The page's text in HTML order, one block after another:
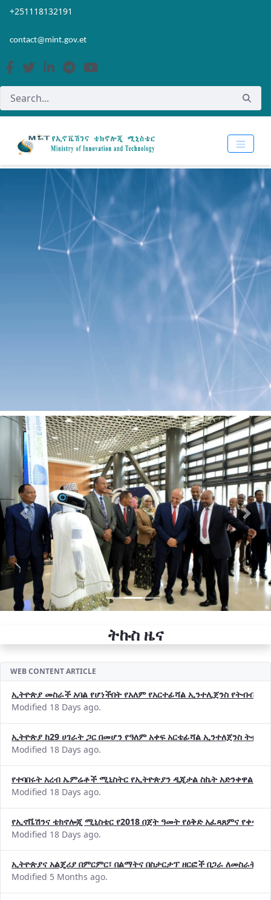
Skip to Main Content
Open Accessibility Menu
+251118132191
contact@mint.gov.et
Previous Next
ትኩስ ዜና
WEB CONTENT ARTICLE
ኢትዮጵያ መስራች አባል የሆነችበት የአለም የአርተፊሻል ኢንተሊጀንስ የትብብር
Modified 18 Days ago.
ኢትዮጵያ ከ29 ሀገራት ጋር በመሆን የዓለም አቀፍ አርቴፊሻል ኢንተለጀንስ
Modified 18 Days ago.
የተባበሩት አረብ ኤምሬቶች ሚኒስትር የኢትዮጵያን ዲጂታል ስኬት አድንቀዋል
Modified 18 Days ago.
የኢኖቬሽንና ቴክኖሎጂ ሚኒስቴር የ2018 በጀት ዓመት የዕቅድ አፈጻጸምና
Modified 18 Days ago.
ኢትዮጵያና አልጄሪያ በምርምር፣ በልማትና በስታርታፕ ዘርፎች በጋራ ለመስራት
Modified 5 Months ago.